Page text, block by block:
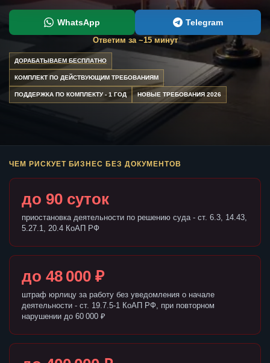
WhatsApp Telegram
Ответим за ~15 минут
ДОРАБАТЫВАЕМ БЕСПЛАТНО
КОМПЛЕКТ ПО ДЕЙСТВУЮЩИМ ТРЕБОВАНИЯМ
ПОДДЕРЖКА ПО КОМПЛЕКТУ - 1 ГОД НОВЫЕ ТРЕБОВАНИЯ 2026
ЧЕМ РИСКУЕТ БИЗНЕС БЕЗ ДОКУМЕНТОВ
до 90 суток
приостановка деятельности по решению суда - ст. 6.3, 14.43,
5.27.1, 20.4 КоАП РФ
до 48 000 ₽
штраф юрлицу за работу без уведомления о начале
деятельности - ст. 19.7.5-1 КоАП РФ, при повторном
нарушении до 60 000 ₽